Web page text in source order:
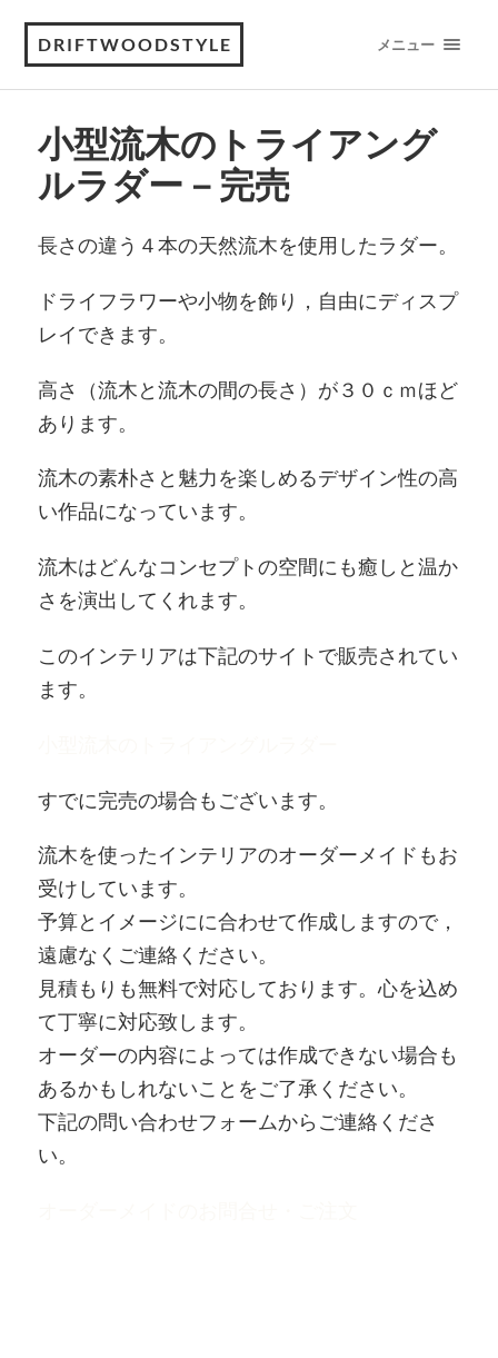
DRIFTWOODSTYLE メニュー
小型流木のトライアング
ルラダー－完売
長さの違う４本の天然流木を使用したラダー。
ドライフラワーや小物を飾り，自由にディスプ
レイできます。
高さ（流木と流木の間の長さ）が３０ｃｍほど
あります。
流木の素朴さと魅力を楽しめるデザイン性の高
い作品になっています。
流木はどんなコンセプトの空間にも癒しと温か
さを演出してくれます。
このインテリアは下記のサイトで販売されてい
ます。
すでに完売の場合もございます。
流木を使ったインテリアのオーダーメイドもお
受けしています。
予算とイメージにに合わせて作成しますので，
遠慮なくご連絡ください。
見積もりも無料で対応しております。心を込め
て丁寧に対応致します。
オーダーの内容によっては作成できない場合も
あるかもしれないことをご了承ください。
下記の問い合わせフォームからご連絡くださ
い。